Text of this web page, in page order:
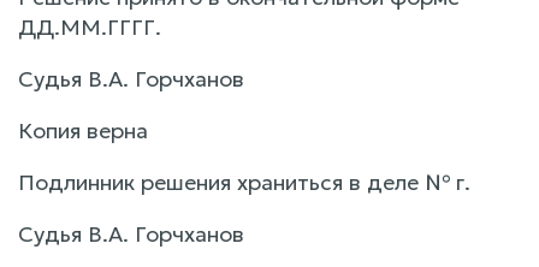
ДД.ММ.ГГГГ.
Судья В.А. Горчханов
Копия верна
Подлинник решения храниться в деле № г.
Судья В.А. Горчханов